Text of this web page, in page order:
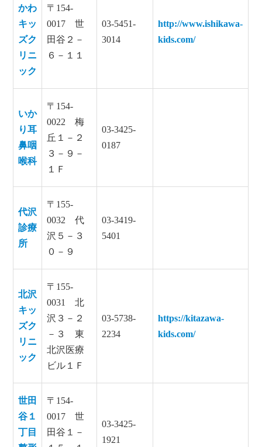
かわ
キッ
ズク
リニ
ック
〒154-
0017 世
田谷２－
６－１１
03-5451-
3014
http://www.ishikawa-
kids.com/
いか
り耳
鼻咽
喉科
〒154-
0022 梅
丘１－２
３－９－
１Ｆ
03-3425-
0187
代沢
診療
所
〒155-
0032 代
沢５－３
０－９
03-3419-
5401
北沢
キッ
ズク
リニ
ック
〒155-
0031 北
沢３－２
－３ 東
北沢医療
ビル１Ｆ
03-5738-
2234
https://kitazawa-
kids.com/
世田
谷１
丁目
〒154-
0017 世
田谷１－
03-3425-
1921